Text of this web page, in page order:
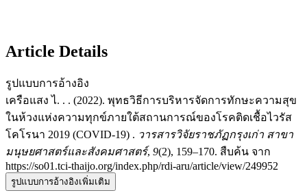
Article Details
รูปแบบการอ้างอิง
เครือแสง ไ. . . (2022). พุทธวิธีการบริหารจัดการทักษะความสุข
ในห้วงแห่งความทุกข์ภายใต้สถานการณ์ของโรคติดเชื้อไวรัส
โคโรนา 2019 (COVID-19) . วารสารวิจัยราชภัฏกรุงเก่า สาขา
มนุษยศาสตร์และสังคมศาสตร์, 9(2), 159–170. สืบค้น จาก
https://so01.tci-thaijo.org/index.php/rdi-aru/article/view/249952
รูปแบบการอ้างอิงเพิ่มเติม